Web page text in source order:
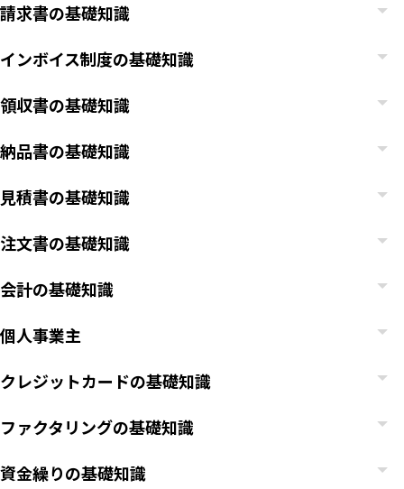
請求書の基礎知識
インボイス制度の基礎知識
領収書の基礎知識
納品書の基礎知識
見積書の基礎知識
注文書の基礎知識
会計の基礎知識
個人事業主
クレジットカードの基礎知識
ファクタリングの基礎知識
資金繰りの基礎知識